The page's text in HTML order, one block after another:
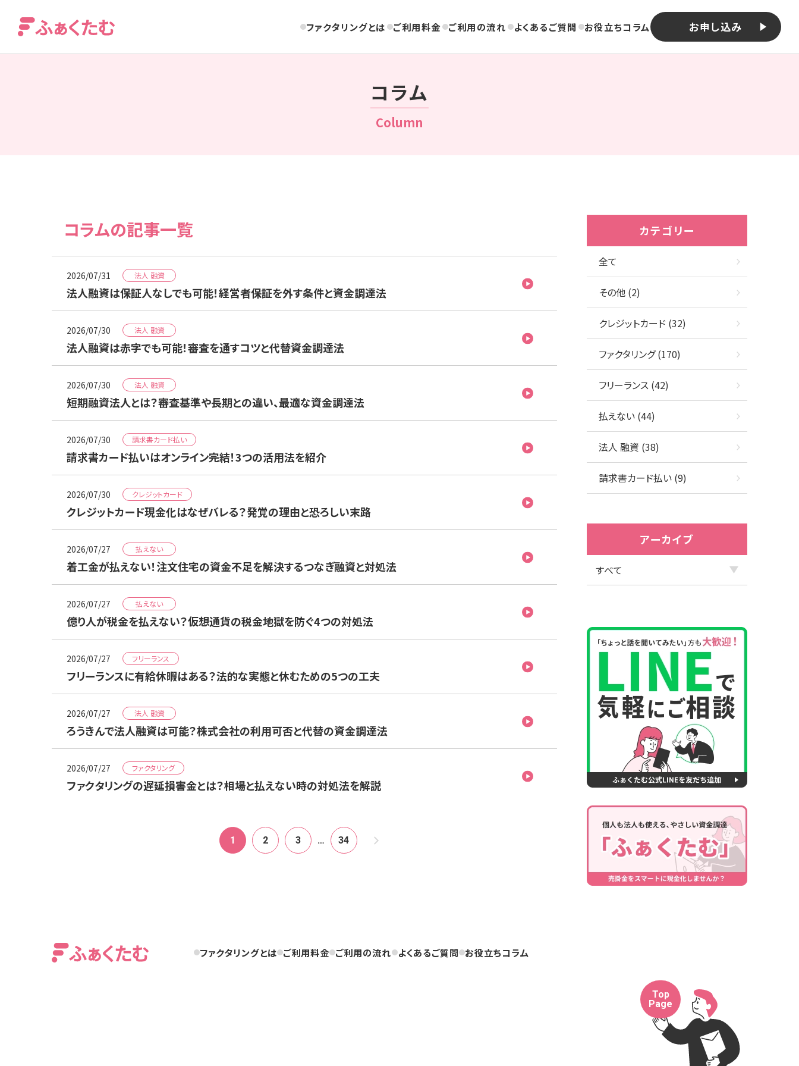
ファクタリングとは ご利用料金 ご利用の流れ よくあるご質問 お役立ちコラム お申し込み
コラム
Column
コラムの記事一覧
2026/07/31 法人 融資
法人融資は保証人なしでも可能！経営者保証を外す条件と資金調達法
2026/07/30 法人 融資
法人融資は赤字でも可能！審査を通すコツと代替資金調達法
2026/07/30 法人 融資
短期融資法人とは？審査基準や長期との違い、最適な資金調達法
2026/07/30 請求書カード払い
請求書カード払いはオンライン完結！3つの活用法を紹介
2026/07/30 クレジットカード
クレジットカード現金化はなぜバレる？発覚の理由と恐ろしい末路
2026/07/27 払えない
着工金が払えない！注文住宅の資金不足を解決するつなぎ融資と対処法
2026/07/27 払えない
億り人が税金を払えない？仮想通貨の税金地獄を防ぐ4つの対処法
2026/07/27 フリーランス
フリーランスに有給休暇はある？法的な実態と休むための5つの工夫
2026/07/27 法人 融資
ろうきんで法人融資は可能？株式会社の利用可否と代替の資金調達法
2026/07/27 ファクタリング
ファクタリングの遅延損害金とは？相場と払えない時の対処法を解説
ジ
送
1 2 3 … 34
カテゴリー
全て
その他 (2)
クレジットカード (32)
ファクタリング (170)
フリーランス (42)
払えない (44)
法人 融資 (38)
請求書カード払い (9)
アーカイブ
ファクタリングとは ご利用料金 ご利用の流れ よくあるご質問 お役立ちコラム
Top
Page